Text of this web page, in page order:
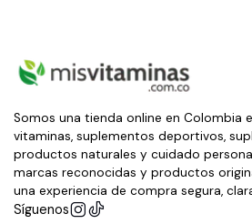
Somos una tienda online en Colombia
vitaminas, suplementos deportivos,
productos naturales y cuidado
marcas reconocidas y productos
una experiencia de compra segura,
Síguenos